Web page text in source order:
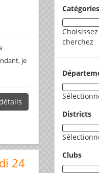
je
24
cherchez
Districts
Clubs